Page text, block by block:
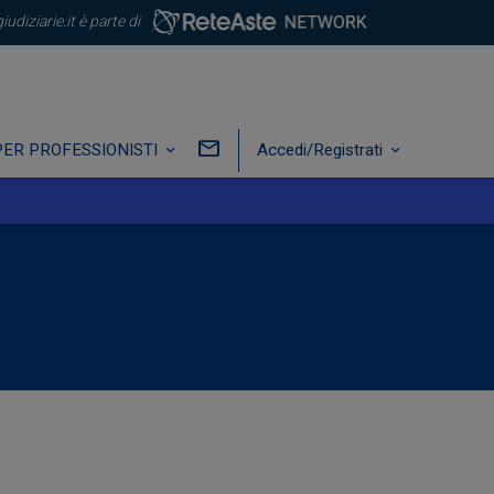
è parte di
PROFESSIONISTI Accedi/Registrati